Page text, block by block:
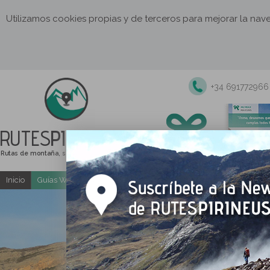
Utilizamos cookies propias y de terceros para mejorar la
RUTESPIRINEUS
Rutas de montaña, senderismo y excursiones
+34 691772966
Inicio Guías Web y PDF gratuitas Excursiones y actividades